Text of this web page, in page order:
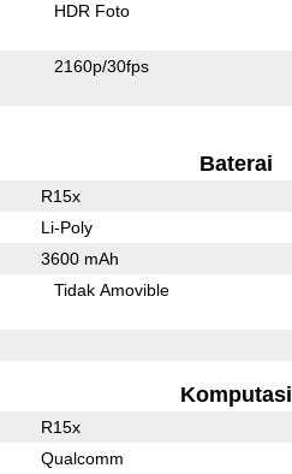
HDR Foto
2160p/30fps
Baterai
R15x
Li-Poly
3600 mAh
Tidak Amovible
Komputasi
R15x
Qualcomm